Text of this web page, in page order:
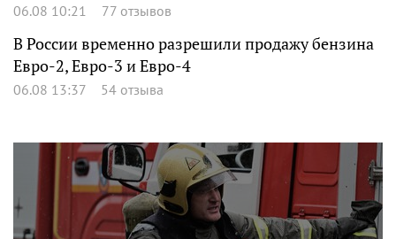
06.08 10:21 77 отзывов
В России временно разрешили продажу бензина
Евро-2, Евро-3 и Евро-4
06.08 13:37 54 отзыва